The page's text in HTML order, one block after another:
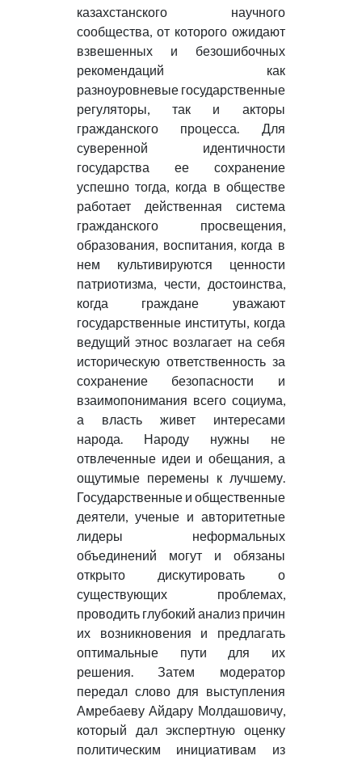
казахстанского научного
сообщества, от которого ожидают
взвешенных и безошибочных
рекомендаций как
разноуровневые государственные
регуляторы, так и акторы
гражданского процесса. Для
суверенной идентичности
государства ее сохранение
успешно тогда, когда в обществе
работает действенная система
гражданского просвещения,
образования, воспитания, когда в
нем культивируются ценности
патриотизма, чести, достоинства,
когда граждане уважают
государственные институты, когда
ведущий этнос возлагает на себя
историческую ответственность за
сохранение безопасности и
взаимопонимания всего социума,
а власть живет интересами
народа. Народу нужны не
отвлеченные идеи и обещания, а
ощутимые перемены к лучшему.
Государственные и общественные
деятели, ученые и авторитетные
лидеры неформальных
объединений могут и обязаны
открыто дискутировать о
существующих проблемах,
проводить глубокий анализ причин
их возникновения и предлагать
оптимальные пути для их
решения. Затем модератор
передал слово для выступления
Амребаеву Айдару Молдашовичу,
который дал экспертную оценку
политическим инициативам из